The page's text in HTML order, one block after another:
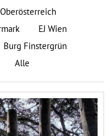
Oberösterreich
EJ Wien
Burg Finstergrün
Alle